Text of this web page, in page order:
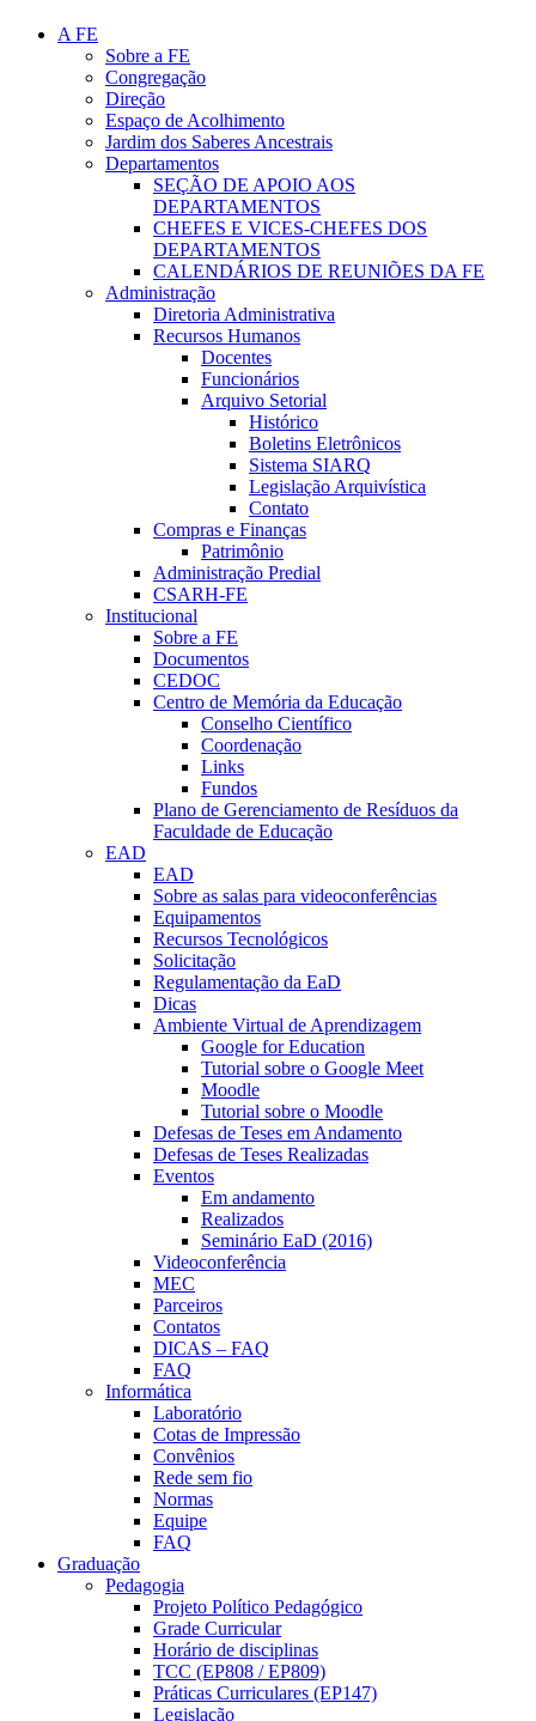
A FE
Sobre a FE
Congregação
Direção
Espaço de Acolhimento
Jardim dos Saberes Ancestrais
Departamentos
SEÇÃO DE APOIO AOS
DEPARTAMENTOS
CHEFES E VICES-CHEFES DOS
DEPARTAMENTOS
CALENDÁRIOS DE REUNIÕES DA FE
Administração
Diretoria Administrativa
Recursos Humanos
Docentes
Funcionários
Arquivo Setorial
Histórico
Boletins Eletrônicos
Sistema SIARQ
Legislação Arquivística
Contato
Compras e Finanças
Patrimônio
Administração Predial
CSARH-FE
Institucional
Sobre a FE
Documentos
CEDOC
Centro de Memória da Educação
Conselho Científico
Coordenação
Links
Fundos
Plano de Gerenciamento de Resíduos da
Faculdade de Educação
EAD
EAD
Sobre as salas para videoconferências
Equipamentos
Recursos Tecnológicos
Solicitação
Regulamentação da EaD
Dicas
Ambiente Virtual de Aprendizagem
Google for Education
Tutorial sobre o Google Meet
Moodle
Tutorial sobre o Moodle
Defesas de Teses em Andamento
Defesas de Teses Realizadas
Eventos
Em andamento
Realizados
Seminário EaD (2016)
Videoconferência
MEC
Parceiros
Contatos
DICAS – FAQ
FAQ
Informática
Laboratório
Cotas de Impressão
Convênios
Rede sem fio
Normas
Equipe
FAQ
Graduação
Pedagogia
Projeto Político Pedagógico
Grade Curricular
Horário de disciplinas
TCC (EP808 / EP809)
Práticas Curriculares (EP147)
Legislação